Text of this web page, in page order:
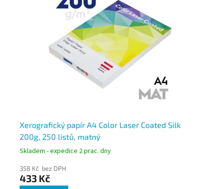
Xerografický papír A4 Color Laser Coated Silk
200g, 250 listů, matný
Skladem - expedice 2 prac. dny
358 Kč bez DPH
433 Kč